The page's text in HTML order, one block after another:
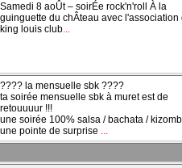
Samedi 8 aoÛt – soirÉe rock'n'roll À la
guinguette du chÂteau avec l'association
king louis club...
???? la mensuelle sbk ????
ta soirée mensuelle sbk à muret est de
retouuuur !!!
une soirée 100% salsa / bachata /
une pointe de surprise ...